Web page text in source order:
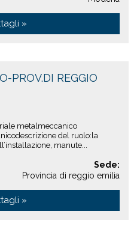
»
PROV.DI REGGIO
metalmeccanico
del ruolo:la
manute...
Sede:
Provincia di reggio emilia
»